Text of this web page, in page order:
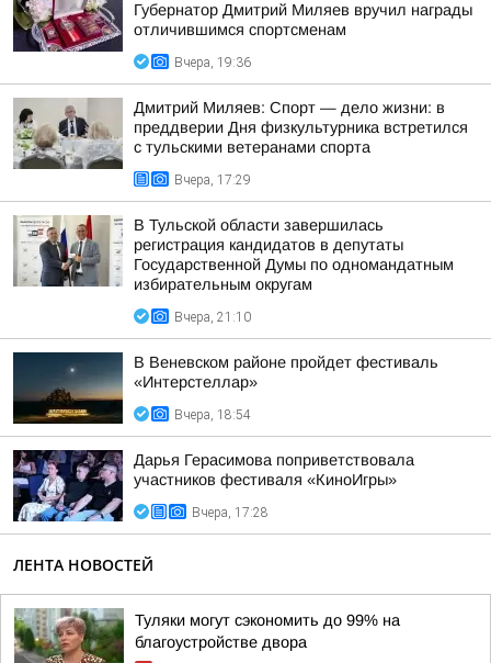
Губернатор Дмитрий Миляев вручил награды
отличившимся спортсменам
Вчера, 19:36
Дмитрий Миляев: Спорт — дело жизни: в
преддверии Дня физкультурника встретился
с тульскими ветеранами спорта
Вчера, 17:29
В Тульской области завершилась
регистрация кандидатов в депутаты
Государственной Думы по одномандатным
избирательным округам
Вчера, 21:10
В Веневском районе пройдет фестиваль
«Интерстеллар»
Вчера, 18:54
Дарья Герасимова поприветствовала
участников фестиваля «КиноИгры»
Вчера, 17:28
ЛЕНТА НОВОСТЕЙ
Туляки могут сэкономить до 99% на
благоустройстве двора